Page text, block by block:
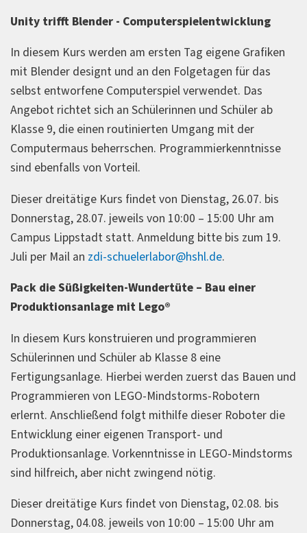
Unity trifft Blender - Computerspielentwicklung
In diesem Kurs werden am ersten Tag eigene Grafiken
mit Blender designt und an den Folgetagen für das
selbst entworfene Computerspiel verwendet. Das
Angebot richtet sich an Schülerinnen und Schüler ab
Klasse 9, die einen routinierten Umgang mit der
Computermaus beherrschen. Programmierkenntnisse
sind ebenfalls von Vorteil.
Dieser dreitätige Kurs findet von Dienstag, 26.07. bis
Donnerstag, 28.07. jeweils von 10:00 – 15:00 Uhr am
Campus Lippstadt statt. Anmeldung bitte bis zum 19.
Juli per Mail an zdi-schuelerlabor@hshl.de.
Pack die Süßigkeiten-Wundertüte – Bau einer
Produktionsanlage mit Lego®
In diesem Kurs konstruieren und programmieren
Schülerinnen und Schüler ab Klasse 8 eine
Fertigungsanlage. Hierbei werden zuerst das Bauen und
Programmieren von LEGO-Mindstorms-Robotern
erlernt. Anschließend folgt mithilfe dieser Roboter die
Entwicklung einer eigenen Transport- und
Produktionsanlage. Vorkenntnisse in LEGO-Mindstorms
sind hilfreich, aber nicht zwingend nötig.
Dieser dreitätige Kurs findet von Dienstag, 02.08. bis
Donnerstag, 04.08. jeweils von 10:00 – 15:00 Uhr am